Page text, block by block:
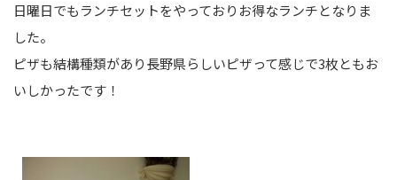
日曜日でもランチセットをやっておりお得なランチとなりま
した。
ピザも結構種類があり長野県らしいピザって感じで3枚ともお
いしかったです！